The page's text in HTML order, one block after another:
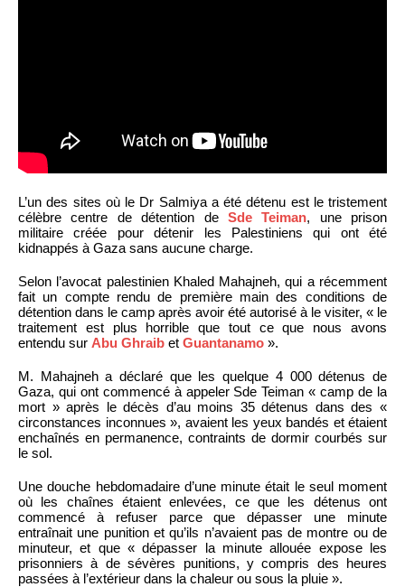
L’un des sites où le Dr Salmiya a été détenu est le tristement
célèbre centre de détention de Sde Teiman, une prison
militaire créée pour détenir les Palestiniens qui ont été
kidnappés à Gaza sans aucune charge.
Selon l’avocat palestinien Khaled Mahajneh, qui a récemment
fait un compte rendu de première main des conditions de
détention dans le camp après avoir été autorisé à le visiter, « le
traitement est plus horrible que tout ce que nous avons
entendu sur Abu Ghraib et Guantanamo ».
M. Mahajneh a déclaré que les quelque 4 000 détenus de
Gaza, qui ont commencé à appeler Sde Teiman « camp de la
mort » après le décès d’au moins 35 détenus dans des «
circonstances inconnues », avaient les yeux bandés et étaient
enchaînés en permanence, contraints de dormir courbés sur
le sol.
Une douche hebdomadaire d’une minute était le seul moment
où les chaînes étaient enlevées, ce que les détenus ont
commencé à refuser parce que dépasser une minute
entraînait une punition et qu’ils n’avaient pas de montre ou de
minuteur, et que « dépasser la minute allouée expose les
prisonniers à de sévères punitions, y compris des heures
passées à l’extérieur dans la chaleur ou sous la pluie ».